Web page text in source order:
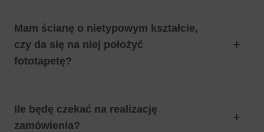
Mam ścianę o nietypowym kształcie,
czy da się na niej położyć
fototapetę?
Ile będę czekać na realizację
zamówienia?